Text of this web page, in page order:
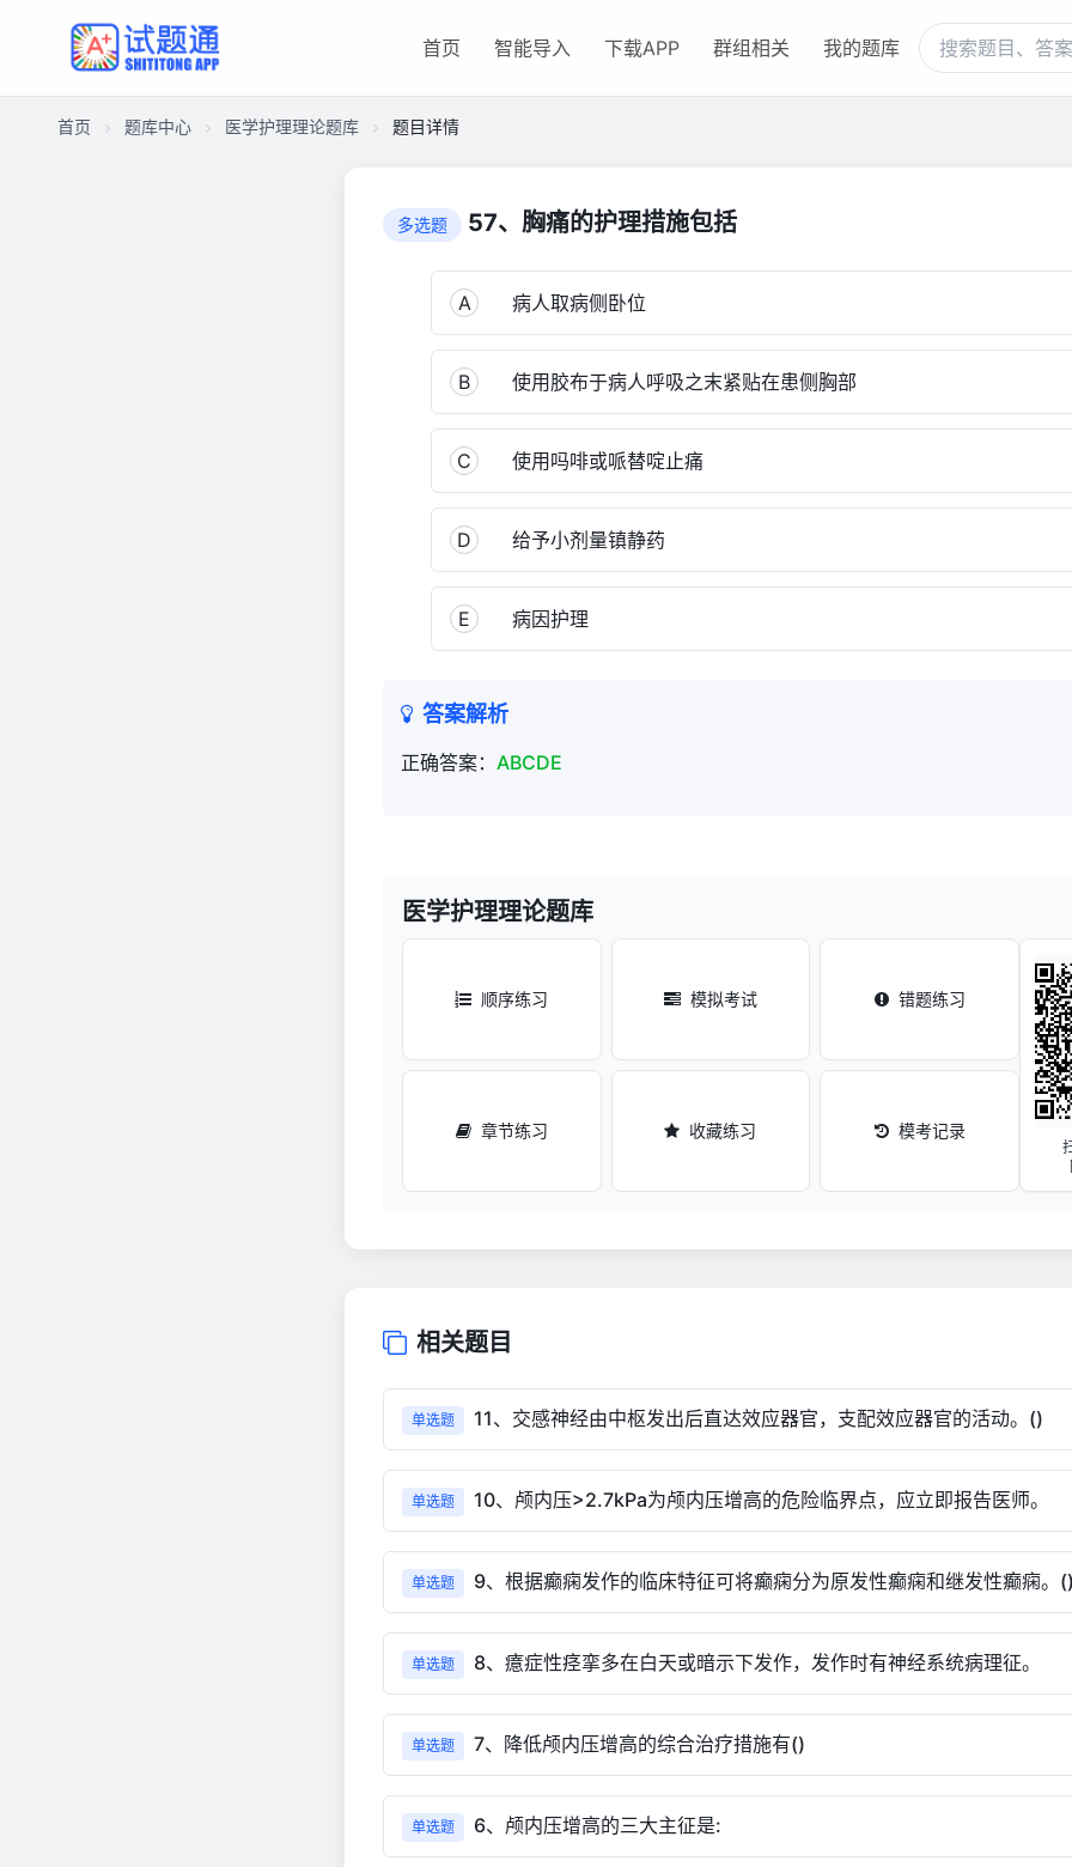
首页 智能导入 下载APP 群组相关 我的题库
首页 题库中心 医学护理理论题库 题目详情
多选题 57、胸痛的护理措施包括
A 病人取病侧卧位
B 使用胶布于病人呼吸之末紧贴在患侧胸部
C 使用吗啡或哌替啶止痛
D 给予小剂量镇静药
E 病因护理
答案解析
正确答案： ABCDE
医学护理理论题库
顺序练习 模拟考试 错题练习
章节练习 收藏练习 模考记录
相关题目
单选题 11、交感神经由中枢发出后直达效应器官，支配效应器官的活动。()
单选题 10、颅内压>2.7kPa为颅内压增高的危险临界点，应立即报告医师。
单选题 9、根据癫痫发作的临床特征可将癫痫分为原发性癫痫和继发性癫痫。
单选题 8、癔症性痉挛多在白天或暗示下发作，发作时有神经系统病理征。
单选题 7、降低颅内压增高的综合治疗措施有()
单选题 6、颅内压增高的三大主征是: